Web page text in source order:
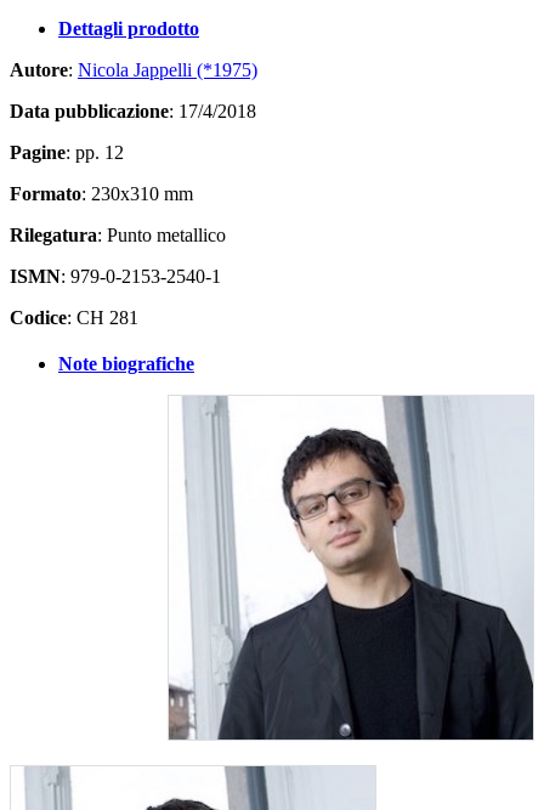
Dettagli prodotto
Autore: Nicola Jappelli (*1975)
Data pubblicazione: 17/4/2018
Pagine: pp. 12
Formato: 230x310 mm
Rilegatura: Punto metallico
ISMN: 979-0-2153-2540-1
Codice: CH 281
Note biografiche